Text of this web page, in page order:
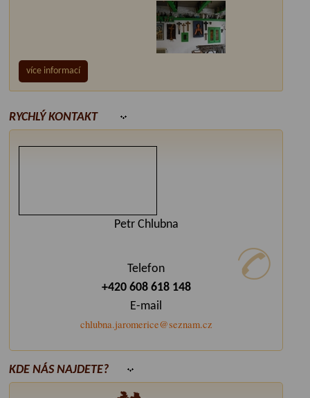
více informací
RYCHLÝ KONTAKT
Petr Chlubna
Telefon
+420 608 618 148
E-mail
chlubna.jaromerice@seznam.cz
KDE NÁS NAJDETE?